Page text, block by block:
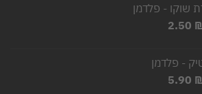
3.00
2.50 ₪.
שוקו - פלדמן
3.00
2.50המחיר
2.50 ₪.
- פלדמן
5.90המחיר